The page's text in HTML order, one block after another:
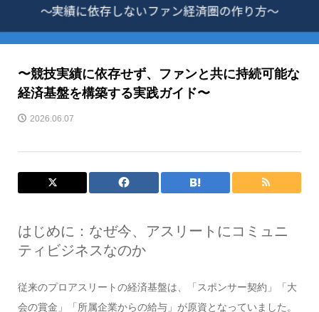
〜競技実績に依存せず、ファンと共に持続可能な
経済基盤を構築する実践ガイド〜
2026.06.07
はじめに：なぜ今、アスリートにコミュニ
ティビジネスなのか
従来のプロアスリートの経済基盤は、「スポンサー契約」「大
会の賞金」「所属企業からの給与」が原資となっていました。